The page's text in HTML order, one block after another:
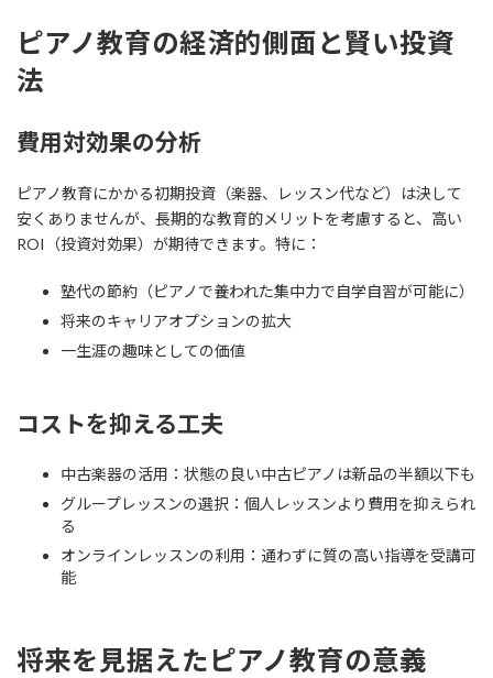
ピアノ教育の経済的側面と賢い投資
法
費用対効果の分析
ピアノ教育にかかる初期投資（楽器、レッスン代など）は決して
安くありませんが、長期的な教育的メリットを考慮すると、高い
ROI（投資対効果）が期待できます。特に：
塾代の節約（ピアノで養われた集中力で自学自習が可能に）
将来のキャリアオプションの拡大
一生涯の趣味としての価値
コストを抑える工夫
中古楽器の活用：状態の良い中古ピアノは新品の半額以下も
グループレッスンの選択：個人レッスンより費用を抑えられ
る
オンラインレッスンの利用：通わずに質の高い指導を受講可
能
将来を見据えたピアノ教育の意義